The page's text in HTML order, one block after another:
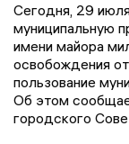
Сегодня, 29
муниципальную
имени майора
освобождения
пользование
Об этом
городского